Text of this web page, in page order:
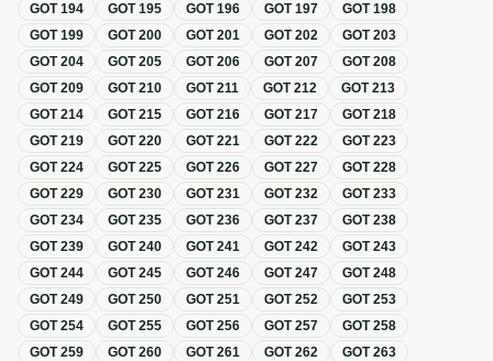
GOT194 GOT195 GOT196 GOT197 GOT198
GOT199 GOT200 GOT201 GOT202 GOT203
GOT204 GOT205 GOT206 GOT207 GOT208
GOT209 GOT210 GOT211 GOT212 GOT213
GOT214 GOT215 GOT216 GOT217 GOT218
GOT219 GOT220 GOT221 GOT222 GOT223
GOT224 GOT225 GOT226 GOT227 GOT228
GOT229 GOT230 GOT231 GOT232 GOT233
GOT234 GOT235 GOT236 GOT237 GOT238
GOT239 GOT240 GOT241 GOT242 GOT243
GOT244 GOT245 GOT246 GOT247 GOT248
GOT249 GOT250 GOT251 GOT252 GOT253
GOT254 GOT255 GOT256 GOT257 GOT258
GOT259 GOT260 GOT261 GOT262 GOT263